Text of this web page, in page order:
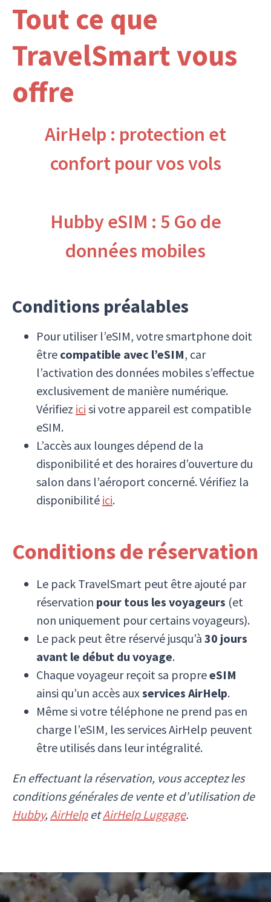
Tout ce que
TravelSmart vous
offre
AirHelp : protection et
confort pour vos vols
Hubby eSIM : 5 Go de
données mobiles
Conditions préalables
Pour utiliser l’eSIM, votre smartphone doit
être compatible avec l’eSIM, car
l’activation des données mobiles s’effectue
exclusivement de manière numérique.
Vérifiez ici si votre appareil est compatible
eSIM.
L’accès aux lounges dépend de la
disponibilité et des horaires d’ouverture du
salon dans l’aéroport concerné. Vérifiez la
disponibilité ici.
Conditions de réservation
Le pack TravelSmart peut être ajouté par
réservation pour tous les voyageurs (et
non uniquement pour certains voyageurs).
Le pack peut être réservé jusqu’à 30 jours
avant le début du voyage.
Chaque voyageur reçoit sa propreeSIM
ainsi qu’un accès auxservices AirHelp.
Même si votre téléphone ne prend pas en
charge l’eSIM, les services AirHelp peuvent
être utilisés dans leur intégralité.
En effectuant la réservation, vous acceptez les
conditions générales de vente et d’utilisation de
Hubby, AirHelpetAirHelp Luggage.